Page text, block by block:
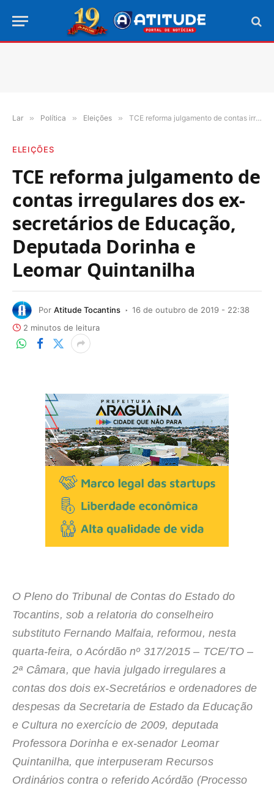
Lar » Política » Eleições » TCE reforma julgamento de contas irregulares dos ex-secretários de Educação, Deputada Dorinha e Leomar Quintanilha
ELEIÇÕES
TCE reforma julgamento de
contas irregulares dos ex-
secretários de Educação,
Deputada Dorinha e
Leomar Quintanilha
Por Atitude Tocantins
16 de outubro de 2019 - 22:38
2 minutos de leitura
O Pleno do Tribunal de Contas do Estado do
Tocantins, sob a relatoria do conselheiro
substituto Fernando Malfaia, reformou, nesta
quarta-feira, o Acórdão nº 317/2015 – TCE/TO –
2ª Câmara, que havia julgado irregulares a
contas dos dois ex-Secretários e ordenadores de
despesas da Secretaria de Estado da Educação
e Cultura no exercício de 2009, deputada
Professora Dorinha e ex-senador Leomar
Quintanilha, que interpuseram Recursos
Ordinários contra o referido Acórdão (Processo